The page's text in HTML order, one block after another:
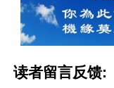
读者留言反馈: